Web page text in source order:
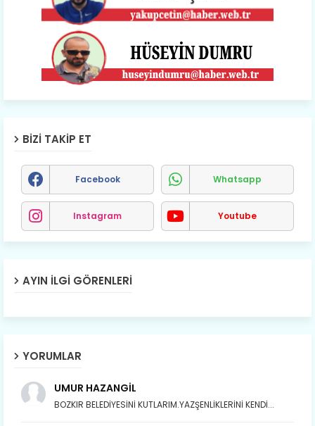
BIZI TAKIP ET
Facebook Whatsapp
Instagram Youtube
AYIN İLGI GÖRENLERI
YORUMLAR
UMUR HAZANGİL
BOZKIR BELEDİYESİNİ KUTLARIM.YAZŞENLİKLERİNİ KENDİ...